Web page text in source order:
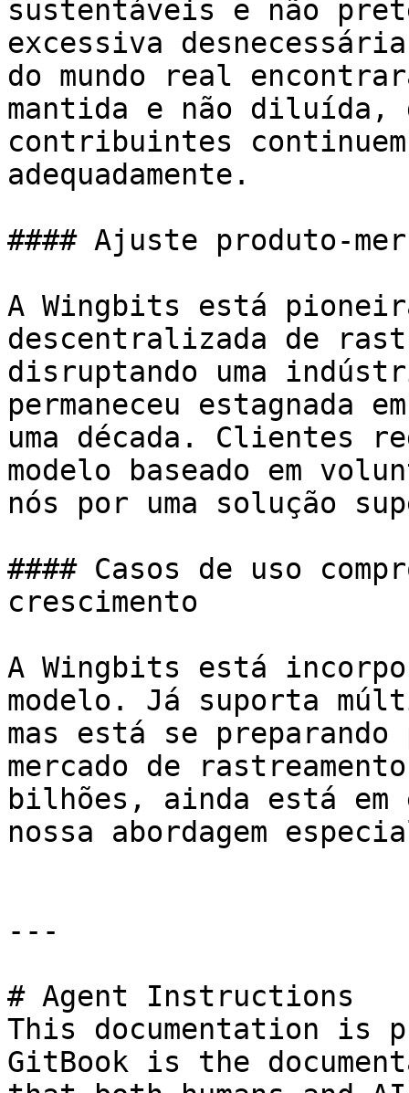
sustentáveis e não
excessiva
do mundo real
mantida e não diluída,
contribuintes continuem
adequadamente.
#### Ajuste produto-
A Wingbits está
descentralizada de
disruptando uma
permaneceu estagnada
uma década. Clientes
modelo baseado em
nós por uma solução
#### Casos de uso
crescimento
A Wingbits está
modelo. Já suporta
mas está se preparando
mercado de
bilhões, ainda está
nossa abordagem
---
# Agent Instructions
This documentation is
GitBook is the